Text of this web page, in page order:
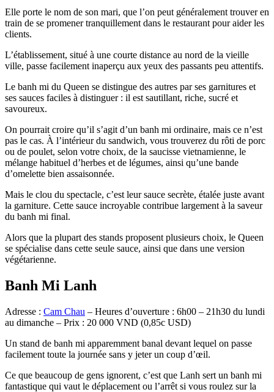
Elle porte le nom de son mari, que l’on peut généralement trouver en
train de se promener tranquillement dans le restaurant pour aider les
clients.
L’établissement, situé à une courte distance au nord de la vieille
ville, passe facilement inaperçu aux yeux des passants peu attentifs.
Le banh mi du Queen se distingue des autres par ses garnitures et
ses sauces faciles à distinguer : il est sautillant, riche, sucré et
savoureux.
On pourrait croire qu’il s’agit d’un banh mi ordinaire, mais ce n’est
pas le cas. À l’intérieur du sandwich, vous trouverez du rôti de porc
ou de poulet, selon votre choix, de la saucisse vietnamienne, le
mélange habituel d’herbes et de légumes, ainsi qu’une bande
d’omelette bien assaisonnée.
Mais le clou du spectacle, c’est leur sauce secrète, étalée juste avant
la garniture. Cette sauce incroyable contribue largement à la saveur
du banh mi final.
Alors que la plupart des stands proposent plusieurs choix, le Queen
se spécialise dans cette seule sauce, ainsi que dans une version
végétarienne.
Banh Mi Lanh
Adresse : Cam Chau – Heures d’ouverture : 6h00 – 21h30 du lundi
au dimanche – Prix : 20 000 VND (0,85c USD)
Un stand de banh mi apparemment banal devant lequel on passe
facilement toute la journée sans y jeter un coup d’œil.
Ce que beaucoup de gens ignorent, c’est que Lanh sert un banh mi
fantastique qui vaut le déplacement ou l’arrêt si vous roulez sur la